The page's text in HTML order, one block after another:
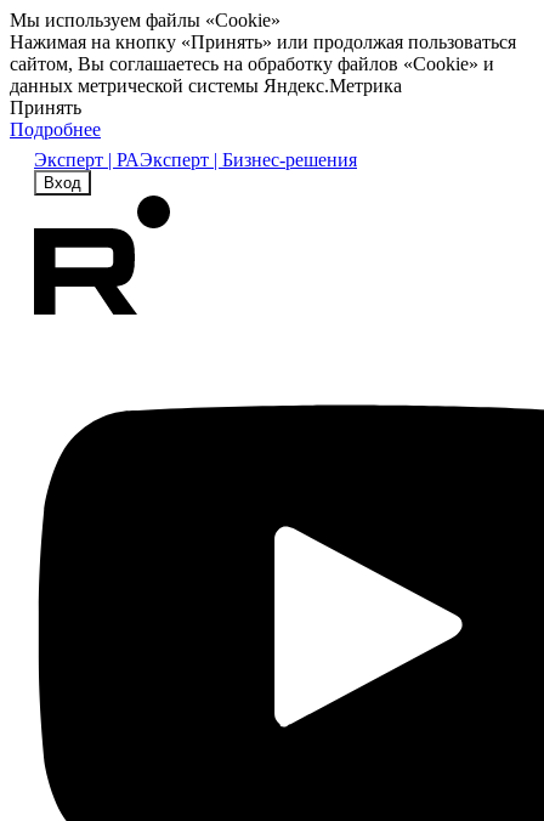
Мы используем файлы «Cookie»
Нажимая на кнопку «Принять» или продолжая пользоваться
сайтом, Вы соглашаетесь на обработку файлов «Cookie» и
данных метрической системы Яндекс.Метрика
Принять
Подробнее
Эксперт | РАЭксперт | Бизнес-решения
Вход